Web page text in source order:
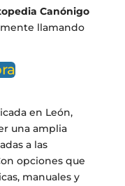
Canónigo
llamando
en León,
una amplia
a las
opciones que
manuales y